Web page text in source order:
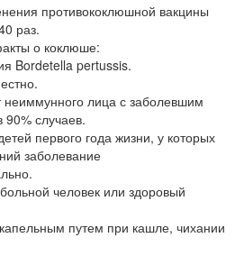
противококлюшной вакцины
раз.
о коклюше:
Bordetella pertussis.
неиммунного лица с заболевшим
случаев.
первого года жизни, у которых
заболевание
человек или здоровый
путем при кашле, чихании